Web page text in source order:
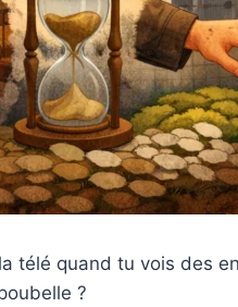
télé quand tu vois des
?